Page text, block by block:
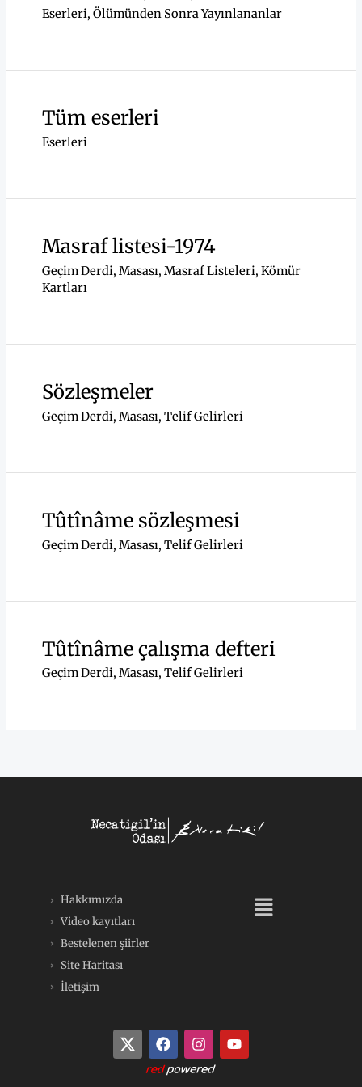
Eserleri, Ölümünden Sonra Yayınlananlar
Tüm eserleri
Eserleri
Masraf listesi-1974
Geçim Derdi, Masası, Masraf Listeleri, Kömür
Kartları
Sözleşmeler
Geçim Derdi, Masası, Telif Gelirleri
Tûtînâme sözleşmesi
Geçim Derdi, Masası, Telif Gelirleri
Tûtînâme çalışma defteri
Geçim Derdi, Masası, Telif Gelirleri
Hakkımızda
Video kayıtları
Bestelenen şiirler
Site Haritası
İletişim
Menü
F
a
c
e
I
n
s
t
Y
o
u